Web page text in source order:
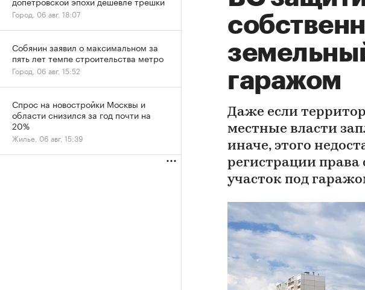
гаражом
Даже если
местные власти
иначе, этого
регистрации права
участок под
Город, 06 авг, 18:07
Собянин заявил о максимальном за
пять лет темпе строительства метро
Город, 06 авг, 15:52
Спрос на новостройки Москвы и
области снизился за год почти на
20%
Жилье, 06 авг, 15:39